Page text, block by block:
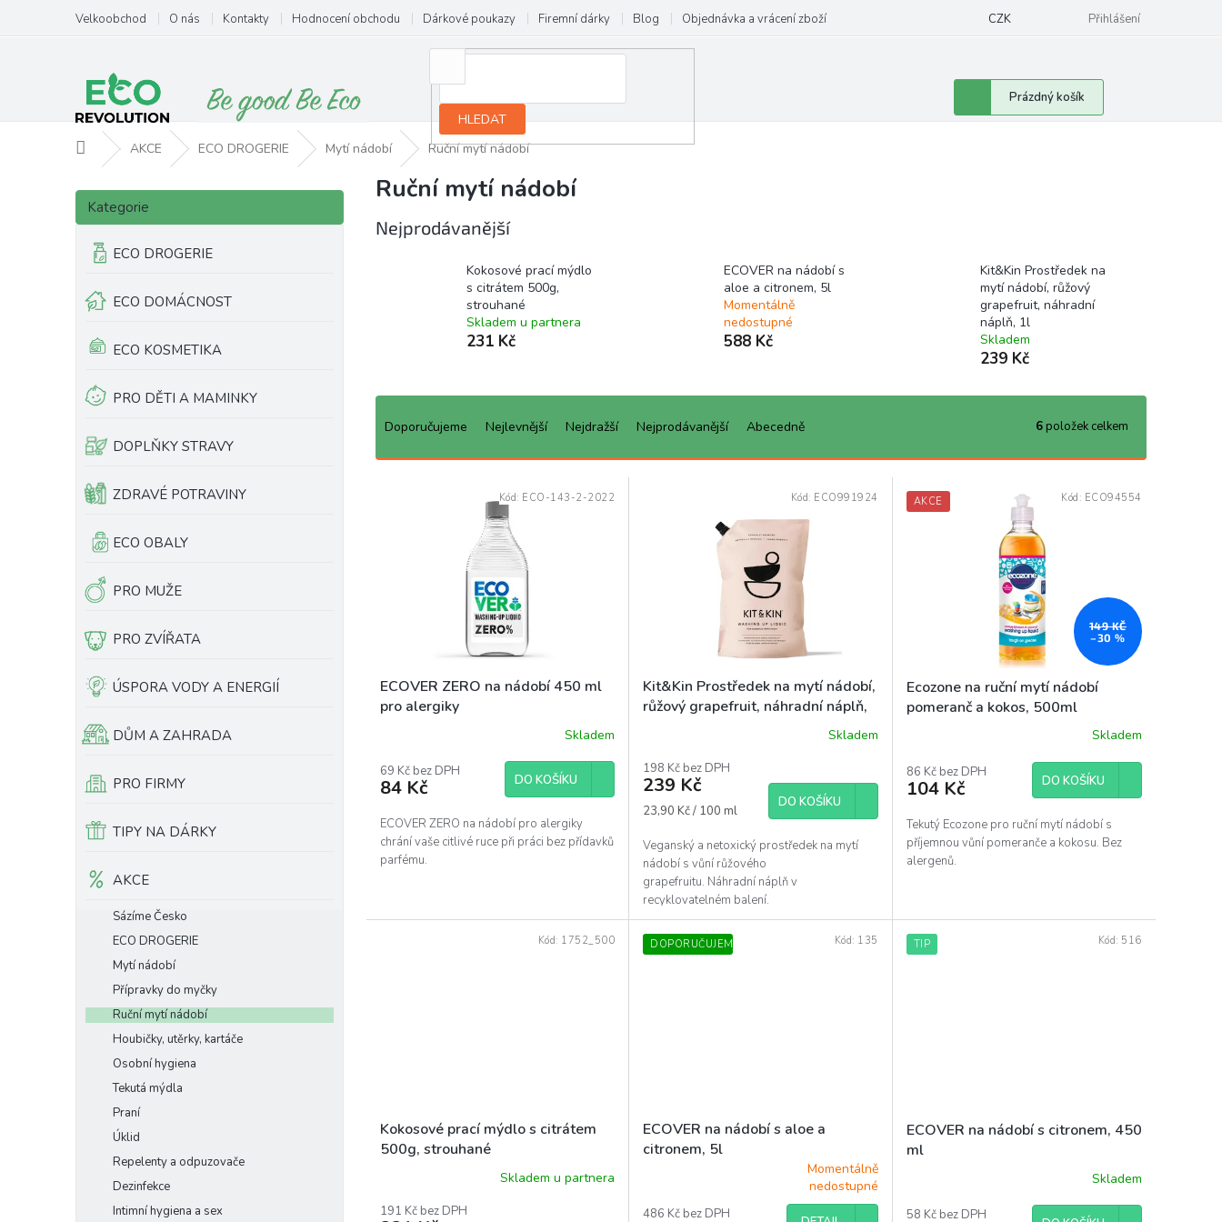
obsah
Velkoobchod O nás Kontakty Hodnocení obchodu Dárkové poukazy Firemní dárky Blog Objednávka a vrácení zboží CZK Přihlášení
HLEDAT
Nákupní
košík
Prázdný košík
Domů AKCE ECO DROGERIE Mytí nádobí Ruční mytí nádobí
P
s
n
n
Přeskočit
kategorie
Kategorie
ECO DROGERIE
ECO DOMÁCNOST
ECO KOSMETIKA
PRO DĚTI A MAMINKY
DOPLŇKY STRAVY
ZDRAVÉ POTRAVINY
ECO OBALY
PRO MUŽE
PRO ZVÍŘATA
ÚSPORA VODY A ENERGIÍ
DŮM A ZAHRADA
PRO FIRMY
TIPY NA DÁRKY
AKCE
Sázíme Česko
ECO DROGERIE
Mytí nádobí
Přípravky do myčky
Ruční mytí nádobí
Houbičky, utěrky, kartáče
Osobní hygiena
Tekutá mýdla
Praní
Úklid
Repelenty a odpuzovače
Dezinfekce
Intimní hygiena a sex
Ruční mytí nádobí
Nejprodávanější
Kokosové prací mýdlo
s citrátem 500g,
strouhané
Skladem u partnera
231 Kč
ECOVER na nádobí s
aloe a citronem, 5l
Momentálně
nedostupné
588 Kč
Kit&Kin Prostředek na
mytí nádobí, růžový
grapefruit, náhradní
náplň, 1l
Skladem
239 Kč
Ř
e
Doporučujeme Nejlevnější Nejdražší Nejprodávanější Abecedně 6 položek celkem
k
t
ECOVER ZERO na nádobí 450 ml
pro alergiky
produktu
je
z
5
hvězdiček.
Skladem
69 Kč bez DPH
84 Kč DO KOŠÍKU
ECOVER ZERO na nádobí pro alergiky
chrání vaše citlivé ruce při práci bez přídavků
parfému.
Kód: ECO-143-2-2022
Kit&Kin Prostředek na mytí nádobí,
růžový grapefruit, náhradní náplň,
Skladem
198 Kč bez DPH
239 Kč
Měrná
23,90 Kč / 100 ml
DO KOŠÍKU
Veganský a netoxický prostředek na mytí
nádobí s vůní růžového
grapefruitu. Náhradní náplň v
recyklovatelném balení.
Kód: ECO991924 AKCE
149 KČ
–30 %
Ecozone na ruční mytí nádobí
pomeranč a kokos, 500ml
Skladem
86 Kč bez DPH
104 Kč DO KOŠÍKU
Tekutý Ecozone pro ruční mytí nádobí s
příjemnou vůní pomeranče a kokosu. Bez
alergenů.
Kód: ECO94554
Kokosové prací mýdlo s citrátem
500g, strouhané
Skladem u partnera
191 Kč bez DPH
Kód: 1752_500 DOPORUČUJEME
ECOVER na nádobí s aloe a
citronem, 5l
produktu
Momentálně
nedostupné
486 Kč bez DPH
Kód: 135 TIP
ECOVER na nádobí s citronem, 450
ml
Skladem
58 Kč bez DPH
Kód: 516